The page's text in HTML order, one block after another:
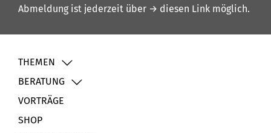
Abmeldung ist jederzeit über → diesen Link möglich.
THEMEN
BERATUNG
VORTRÄGE
SHOP